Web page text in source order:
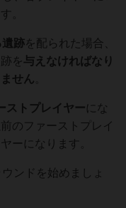
。
遺跡を配られた場合、
を与えなければなり
せん
ストプレイヤーにな
のファーストプレイ
ーになります。
ンドを始めましょ